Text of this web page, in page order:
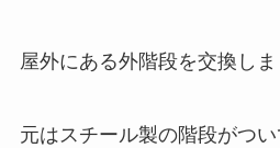
屋外にある外階段を交換しま
元はスチール製の階段がつ